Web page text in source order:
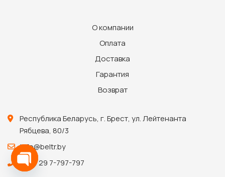
О компании
Оплата
Доставка
Гарантия
Возврат
Республика Беларусь, г. Брест, ул. Лейтенанта
Рябцева, 80/3
info@beltr.by
+375 29 7-797-797